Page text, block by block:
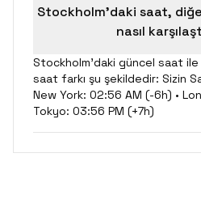
Stockholm'daki saat,
nasıl
Stockholm'daki güncel saat
saat farkı şu şekildedir: Sizin
New York: 02:56 AM (-6h) •
Tokyo: 03:56 PM (+7h)